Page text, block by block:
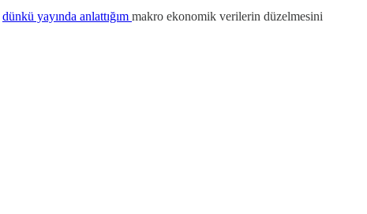
dünkü yayında anlattığım makro ekonomik verilerin düzelmesini